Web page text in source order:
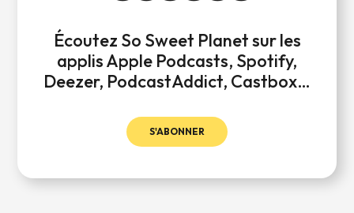
Écoutez So Sweet Planet sur les
applis Apple Podcasts, Spotify,
Deezer, PodcastAddict, Castbox…
S'ABONNER